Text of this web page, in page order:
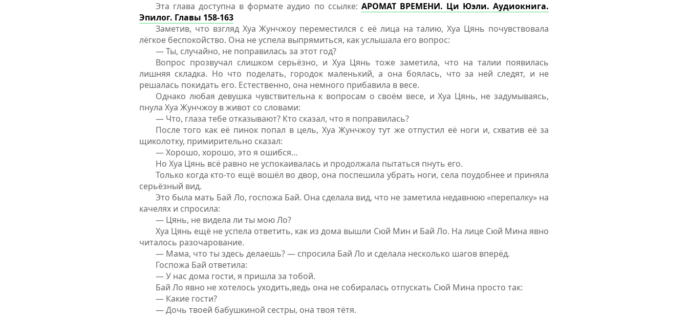
Эта глава доступна в формате аудио по ссылке: АРОМАТ ВРЕМЕНИ. Ци Юэли. Аудиокнига.
Эпилог. Главы 158-163
Заметив, что взгляд Хуа Жунчжоу переместился с её лица на талию, Хуа Цянь почувствовала
лёгкое беспокойство. Она не успела выпрямиться, как услышала его вопрос:
— Ты, случайно, не поправилась за этот год?
Вопрос прозвучал слишком серьёзно, и Хуа Цянь тоже заметила, что на талии появилась
лишняя складка. Но что поделать, городок маленький, а она боялась, что за ней следят, и не
решалась покидать его. Естественно, она немного прибавила в весе.
Однако любая девушка чувствительна к вопросам о своём весе, и Хуа Цянь, не задумываясь,
пнула Хуа Жунчжоу в живот со словами:
— Что, глаза тебе отказывают? Кто сказал, что я поправилась?
После того как её пинок попал в цель, Хуа Жунчжоу тут же отпустил её ноги и, схватив её за
щиколотку, примирительно сказал:
— Хорошо, хорошо, это я ошибся…
Но Хуа Цянь всё равно не успокаивалась и продолжала пытаться пнуть его.
Только когда кто-то ещё вошёл во двор, она поспешила убрать ноги, села поудобнее и приняла
серьёзный вид.
Это была мать Бай Ло, госпожа Бай. Она сделала вид, что не заметила недавнюю «перепалку» на
качелях и спросила:
— Цянь, не видела ли ты мою Ло?
Хуа Цянь ещё не успела ответить, как из дома вышли Сюй Мин и Бай Ло. На лице Сюй Мина явно
читалось разочарование.
— Мама, что ты здесь делаешь? — спросила Бай Ло и сделала несколько шагов вперёд.
Госпожа Бай ответила:
— У нас дома гости, я пришла за тобой.
Бай Ло явно не хотелось уходить,ведь она не собиралась отпускать Сюй Мина просто так:
— Какие гости?
— Дочь твоей бабушкиной сестры, она твоя тётя.